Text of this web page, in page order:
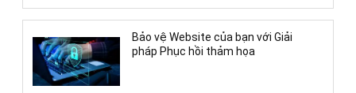
Bảo vệ Website của bạn với Giải
pháp Phục hồi thảm họa